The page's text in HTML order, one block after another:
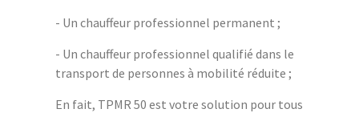
- Un chauffeur professionnel permanent ;
- Un chauffeur professionnel qualifié dans le
transport de personnes à mobilité réduite ;
En fait, TPMR 50 est votre solution pour tous